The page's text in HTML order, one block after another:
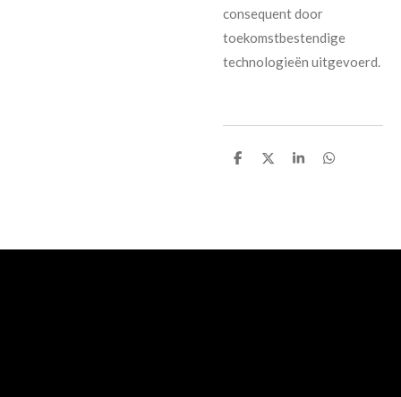
consequent door
toekomstbestendige
technologieën uitgevoerd.
D
D
S
D